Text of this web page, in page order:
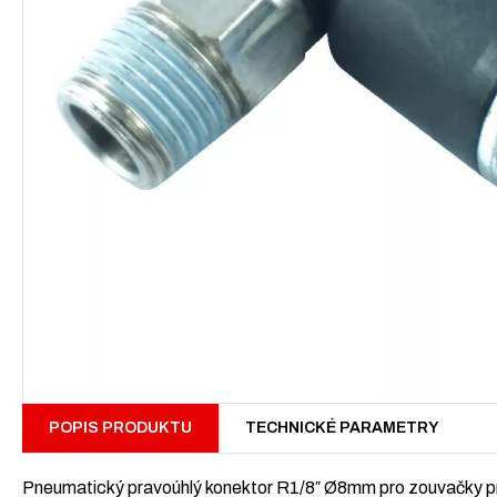
POPIS PRODUKTU TECHNICKÉ PARAMETRY
Pneumatický pravoúhlý konektor R1/8″ Ø8mm pro zouvačky